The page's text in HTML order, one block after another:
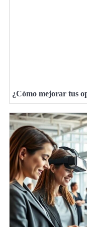
¿Cómo mejorar tus